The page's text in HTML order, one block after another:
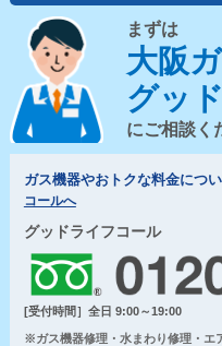
まずは
大阪
グッ
にご相談く
ガス機器やおトクな料金につ
コールへ
グッドライフコール
[受付時間］全日 9:00～19:00
※ガス機器修理・水まわり修理・エ